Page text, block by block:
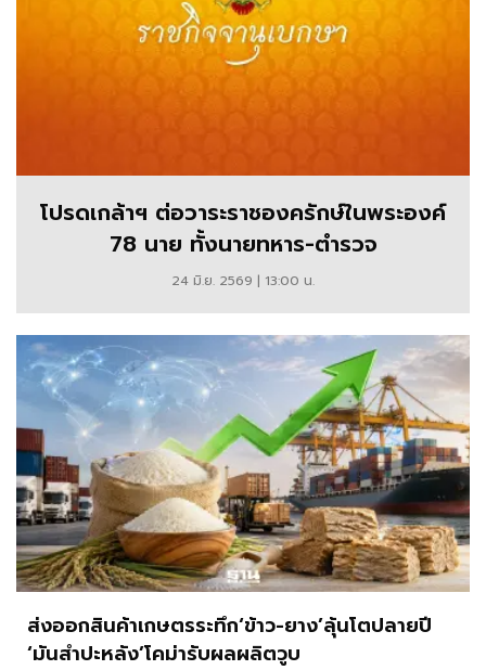
กรณียกิจ
พระ
รัฐ
พิธี
และ
พระ
กรณียกิจ
ของ
พระบรม
วงศา
โปรดเกล้าฯ ต่อวาระราชองครักษ์ในพระองค์
78 นาย ทั้งนายทหาร-ตำรวจ
24 มิ.ย. 2569 | 13:00 น.
ส่งออกสินค้าเกษตรระทึก‘ข้าว-ยาง’ลุ้นโตปลายปี
‘มันสำปะหลัง’โคม่ารับผลผลิตวูบ